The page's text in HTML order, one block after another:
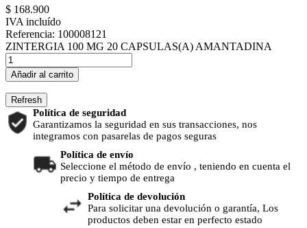
$ 168.900
IVA incluído
Referencia: 100008121
ZINTERGIA 100 MG 20 CAPSULAS(A) AMANTADINA
Añadir al carrito
Política de seguridad
Garantizamos la seguridad en sus transacciones, nos
integramos con pasarelas de pagos seguras
Política de envío
Seleccione el método de envío , teniendo en cuenta el
precio y tiempo de entrega
Política de devolución
Para solicitar una devolución o garantía, Los
productos deben estar en perfecto estado